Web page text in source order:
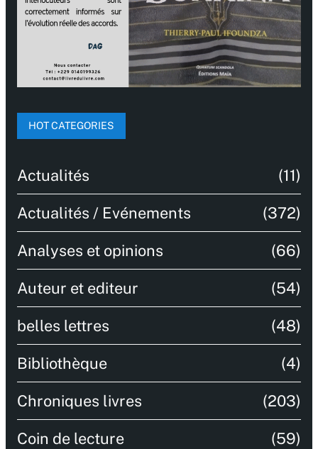
HOT CATEGORIES
Actualités (11)
Actualités / Evénements (372)
Analyses et opinions (66)
Auteur et editeur (54)
belles lettres (48)
Bibliothèque (4)
Chroniques livres (203)
Coin de lecture (59)